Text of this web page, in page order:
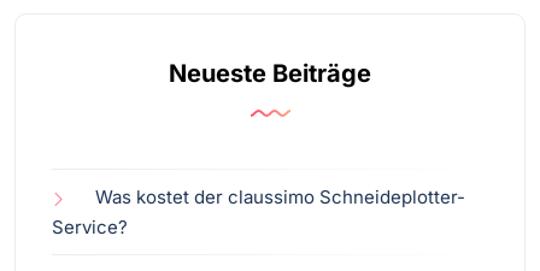
Neueste Beiträge
Was kostet der claussimo Schneideplotter-
Service?